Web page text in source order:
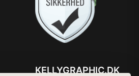
KELLYGRAPHIC.DK